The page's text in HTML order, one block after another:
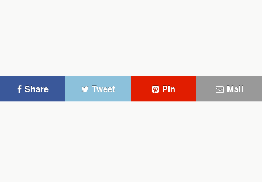
Share Tweet Pin Mail